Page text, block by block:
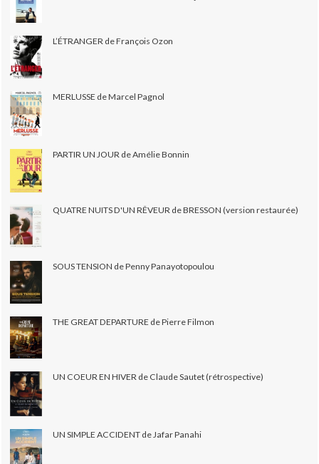
L’ÉTRANGER de François Ozon
MERLUSSE de Marcel Pagnol
PARTIR UN JOUR de Amélie Bonnin
QUATRE NUITS D'UN RÊVEUR de BRESSON (version restaurée)
SOUS TENSION de Penny Panayotopoulou
THE GREAT DEPARTURE de Pierre Filmon
UN COEUR EN HIVER de Claude Sautet (rétrospective)
UN SIMPLE ACCIDENT de Jafar Panahi